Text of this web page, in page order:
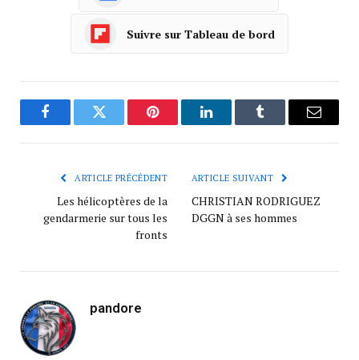
Suivre sur Tableau de bord
FacebookTwitter Pinterest LinkedInTumblr
ARTICLE PRÉCÉDENT
Les hélicoptères de la
gendarmerie sur tous les
fronts
ARTICLE SUIVANT
CHRISTIAN RODRIGUEZ
DGGN à ses hommes
pandore